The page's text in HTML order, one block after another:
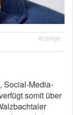
Anzeige
Social-Media-
somit über